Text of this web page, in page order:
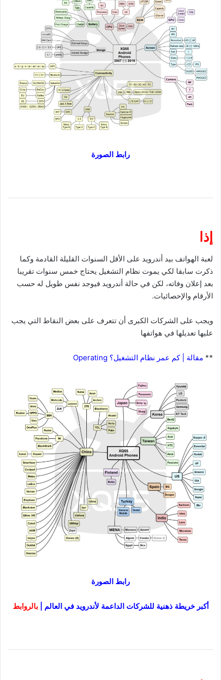
رابط الصورة
إذا
لعبة الهواتف بيد أندرويد على الأقل السنوات القليلة القادمة وكما
ذكرت سابقا لكي يموت نظام التشغيل يحتاج خمس سنوات تقريبا
بعد إعلان وفاته، لكن في حالة أندرويد فيوجد نفس طويل له حسب
الأرقام والإحصائيات.
ويجب على الشركات الكبرى أن تتعرف على بعض النقاط التي يجب
عليها تعديلها في هواتفها
** مقالة | كم عمر نظام التشغيل؟ Operating
رابط الصورة
أكبر خريطة ذهنية للشركات الداعمة لأندرويد في العالم |بالروابط